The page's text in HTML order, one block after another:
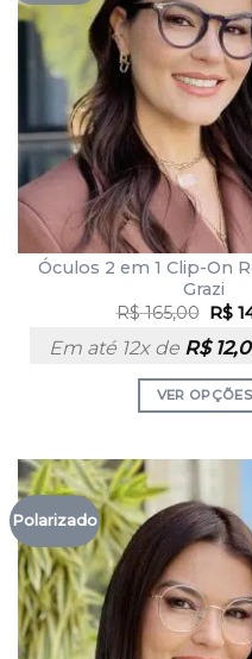
Óculos 2 em 1 Clip-On
Grazi
R$165,00 R$
Em até 12x de R$
VER OPÇÕES
Polarizado